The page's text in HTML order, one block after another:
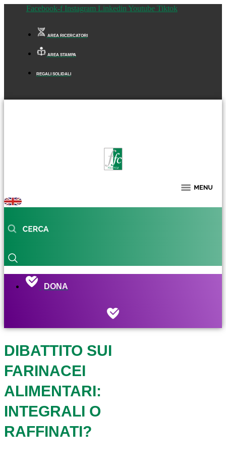
Facebook-f Instagram Linkedin Youtube Tiktok
AREA RICERCATORI
AREA STAMPA
REGALI SOLIDALI
DONA
DIBATTITO SUI
FARINACEI
ALIMENTARI:
INTEGRALI O
RAFFINATI?